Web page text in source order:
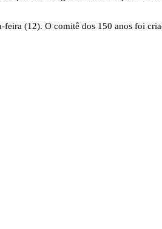
(12). O comitê dos 150 anos foi